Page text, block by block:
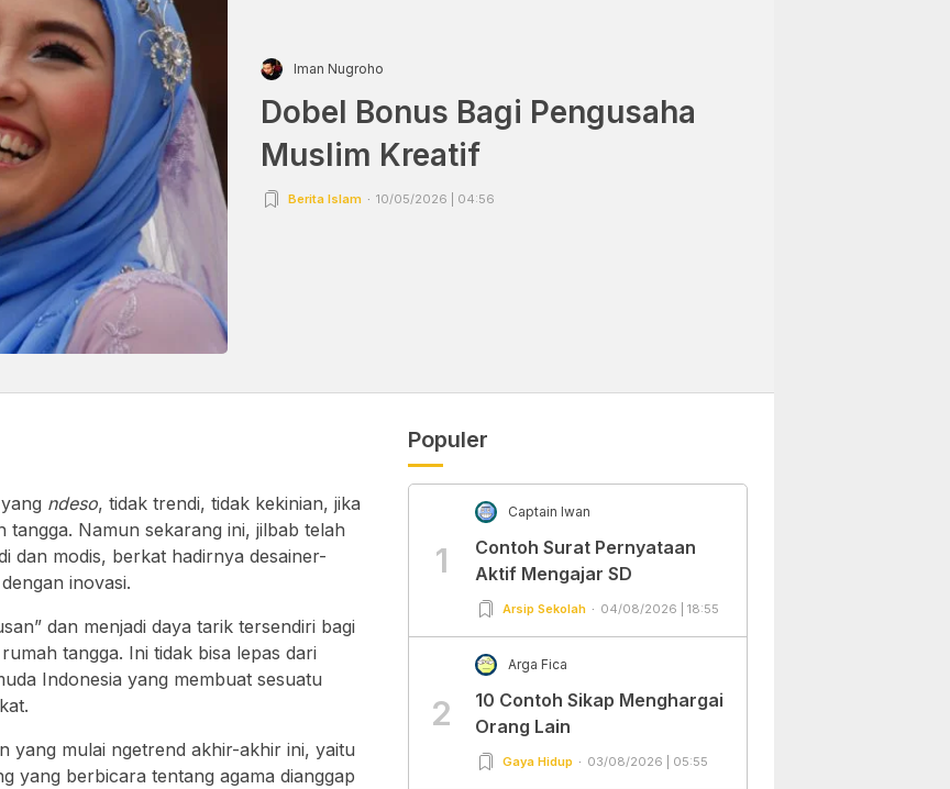
Iman Nugroho
Dobel Bonus Bagi Pengusaha
Muslim Kreatif
Berita Islam 10/05/2026 | 04:56
ndeso, tidak trendi, tidak kekinian, jika
Namun sekarang ini, jilbab telah
dan modis, berkat hadirnya desainer-
inovasi.
dan menjadi daya tarik tersendiri bagi
tangga. Ini tidak bisa lepas dari
Indonesia yang membuat sesuatu
yang mulai ngetrend akhir-akhir ini, yaitu
yang berbicara tentang agama dianggap
Populer
1
Captain Iwan
Contoh Surat Pernyataan
Aktif Mengajar SD
Arsip Sekolah 04/08/2026 | 18:55
2
Arga Fica
10 Contoh Sikap Menghargai
Orang Lain
Gaya Hidup 03/08/2026 | 05:55